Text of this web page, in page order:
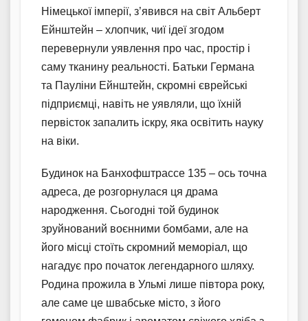
Німецької імперії, з’явився на світ Альберт
Ейнштейн – хлопчик, чиї ідеї згодом
перевернули уявлення про час, простір і
саму тканину реальності. Батьки Германа
та Пауліни Ейнштейн, скромні єврейські
підприємці, навіть не уявляли, що їхній
первісток запалить іскру, яка освітить науку
на віки.
Будинок на Банхофштрассе 135 – ось точна
адреса, де розгорнулася ця драма
народження. Сьогодні той будинок
зруйнований воєнними бомбами, але на
його місці стоїть скромний меморіал, що
нагадує про початок легендарного шляху.
Родина прожила в Ульмі лише півтора року,
але саме це швабське місто, з його